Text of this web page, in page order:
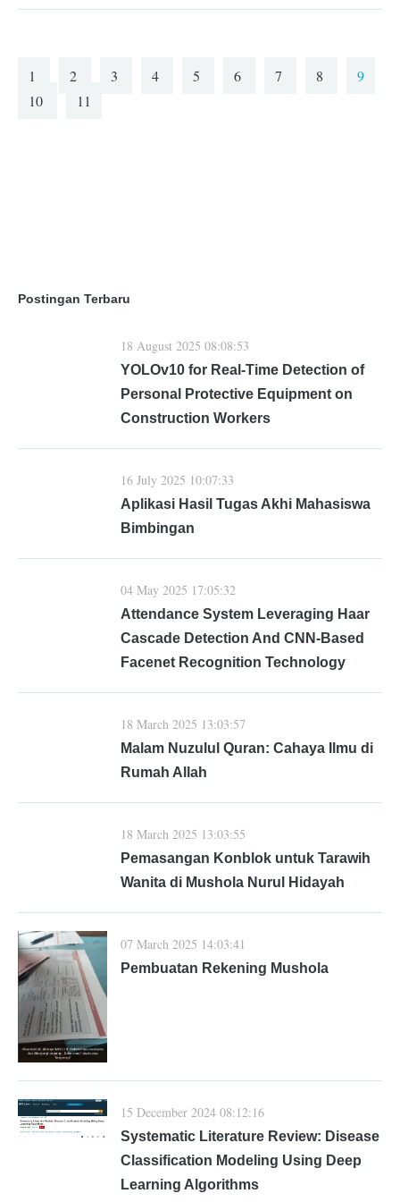
1 2 3 4 5 6 7 8
9
10
11
Postingan Terbaru
18 August 2025 08:08:53
YOLOv10 for Real-Time Detection of
Personal Protective Equipment on
Construction Workers
16 July 2025 10:07:33
Aplikasi Hasil Tugas Akhi Mahasiswa
Bimbingan
04 May 2025 17:05:32
Attendance System Leveraging Haar
Cascade Detection And CNN-Based
Facenet Recognition Technology
18 March 2025 13:03:57
Malam Nuzulul Quran: Cahaya Ilmu di
Rumah Allah
18 March 2025 13:03:55
Pemasangan Konblok untuk Tarawih
Wanita di Mushola Nurul Hidayah
07 March 2025 14:03:41
Pembuatan Rekening Mushola
15 December 2024 08:12:16
Systematic Literature Review: Disease
Classification Modeling Using Deep
Learning Algorithms